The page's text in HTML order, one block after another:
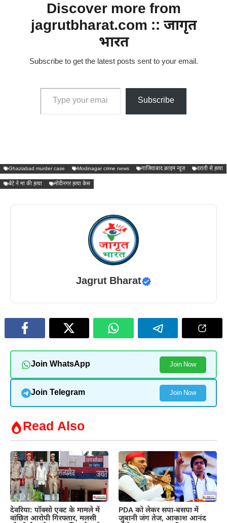
Discover more from
jagrutbharat.com :: जागृत
भारत
Subscribe to get the latest posts sent to your email.
Type your email…
Subscribe
Ghaziabad murder case Modinagar crime news गाजियाबाद क्राइम न्यूज़ दराती से हत्या
बेटे ने मां की हत्या मोदीनगर हत्या केस
Jagrut Bharat
Join WhatsApp Join Now
Join Telegram Join Now
Read Also
देवरिया: पॉक्सो एक्ट के मामले में
वांछित आरोपी गिरफ्तार, मलसी
PDA को लेकर सपा-बसपा में
जुबानी जंग तेज, आकाश आनंद